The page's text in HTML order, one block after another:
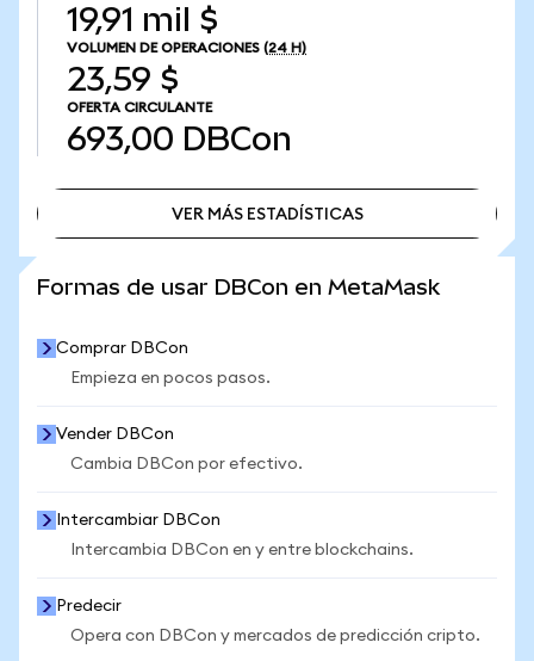
19,91 mil $
VOLUMEN DE OPERACIONES (24 H)
23,59 $
OFERTA CIRCULANTE
693,00 DBCon
VER MÁS ESTADÍSTICAS
Formas de usar DBCon en MetaMask
Comprar DBCon
Empieza en pocos pasos.
Vender DBCon
Cambia DBCon por efectivo.
Intercambiar DBCon
Intercambia DBCon en y entre blockchains.
Predecir
Opera con DBCon y mercados de predicción cripto.